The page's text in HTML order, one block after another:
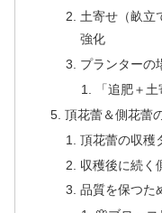
土寄せ（畝立
強化
プランターの
「追肥＋
頂花蕾＆側花蕾
頂花蕾の収穫
収穫後に続く
品質を保つた